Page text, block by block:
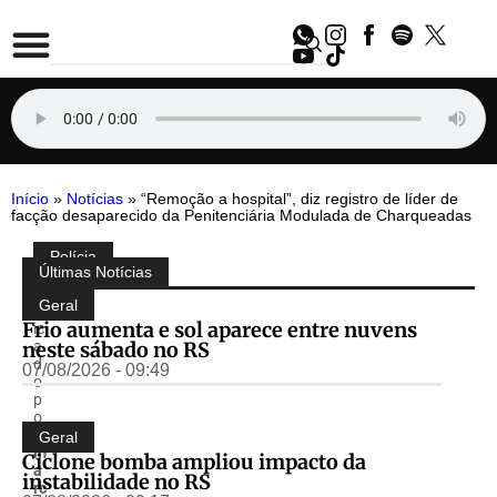
Início » Notícias » “Remoção a hospital”, diz registro de líder de
facção desaparecido da Penitenciária Modulada de Charqueadas
Compartilhe:
Polícia
P
bl
ic
a
d
o
p
o
m
a
rc
Últimas Notícias
Geral
Frio aumenta e sol aparece entre nuvens
neste sábado no RS
07/08/2026 - 09:49
Geral
Ciclone bomba ampliou impacto da
instabilidade no RS